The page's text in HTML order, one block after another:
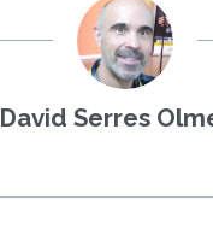
David Serres